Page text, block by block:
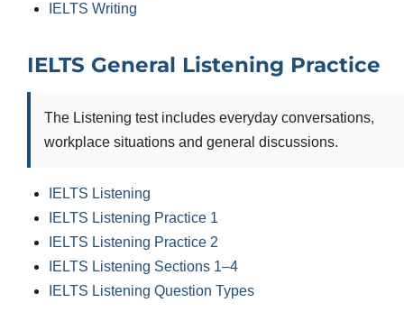
IELTS Writing
IELTS General Listening Practice
The Listening test includes everyday conversations,
workplace situations and general discussions.
IELTS Listening
IELTS Listening Practice 1
IELTS Listening Practice 2
IELTS Listening Sections 1–4
IELTS Listening Question Types